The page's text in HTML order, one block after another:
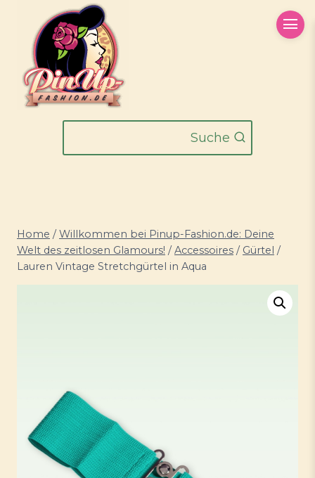
springen
Suche
Home / Willkommen bei Pinup-Fashion.de: Deine
Welt des zeitlosen Glamours! / Accessoires / Gürtel /
Lauren Vintage Stretchgürtel in Aqua